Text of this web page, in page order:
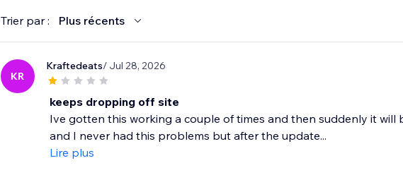
Trier par : Plus récents
KR
Kraftedeats/ Jul 28, 2026
keeps dropping off site
Ive gotten this working a couple of times and then suddenly it
and I never had this problems but after the update...
Lire plus